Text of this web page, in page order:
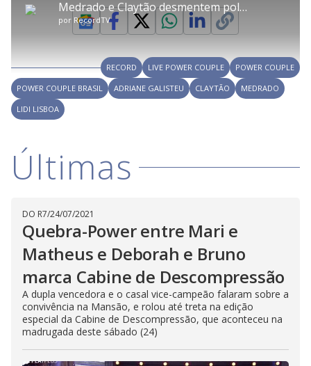
l
a
V
i
d
e
o
Medrado e Claytão desmentem polêmica sobre separação - Live Power Couple
por RecordTV
t
a
r
1
0
n
d
o
s
n
ç
a
1
e
g
u
n
d
o
s
:
0
.
a
RECORD LIVE POWER COUPLE
POWER COUPLE
POWER COUPLE BRASIL
ADRIANE GALISTEU CLAYTÃO
MEDRADO
LIDI LISBOA
Últimas
DO R7/24/07/2021
Quebra-Power entre Mari e
Matheus e Deborah e Bruno
marca Cabine de Descompressão
A dupla vencedora e o casal vice-campeão falaram sobre a
convivência na Mansão, e rolou até treta na edição
especial da Cabine de Descompressão, que aconteceu na
madrugada deste sábado (24)